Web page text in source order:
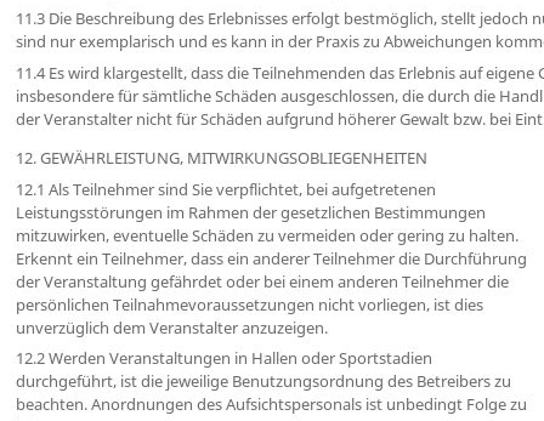
11.3 Die Beschreibung des Erlebnisses erfolgt bestmöglich, stellt
sind nur exemplarisch und es kann in der Praxis zu Abweichungen
11.4 Es wird klargestellt, dass die Teilnehmenden das Erlebnis auf
insbesondere für sämtliche Schäden ausgeschlossen, die durch die
der Veranstalter nicht für Schäden aufgrund höherer Gewalt bzw. bei
12. GEWÄHRLEISTUNG, MITWIRKUNGSOBLIEGENHEITEN
12.1 Als Teilnehmer sind Sie verpflichtet, bei aufgetretenen
Leistungsstörungen im Rahmen der gesetzlichen Bestimmungen
mitzuwirken, eventuelle Schäden zu vermeiden oder gering zu halten.
Erkennt ein Teilnehmer, dass ein anderer Teilnehmer die Durchführung
der Veranstaltung gefährdet oder bei einem anderen Teilnehmer die
persönlichen Teilnahmevoraussetzungen nicht vorliegen, ist dies
unverzüglich dem Veranstalter anzuzeigen.
12.2 Werden Veranstaltungen in Hallen oder Sportstadien
durchgeführt, ist die jeweilige Benutzungsordnung des Betreibers zu
beachten. Anordnungen des Aufsichtspersonals ist unbedingt Folge zu